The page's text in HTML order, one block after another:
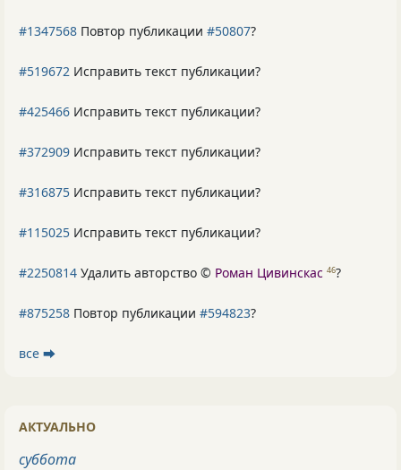
#1347568 Повтор публикации #50807?
#519672 Исправить текст публикации?
#425466 Исправить текст публикации?
#372909 Исправить текст публикации?
#316875 Исправить текст публикации?
#115025 Исправить текст публикации?
#2250814 Удалить авторство © Роман Цивинскас 46?
#875258 Повтор публикации #594823?
все ⮕
АКТУАЛЬНО
суббота